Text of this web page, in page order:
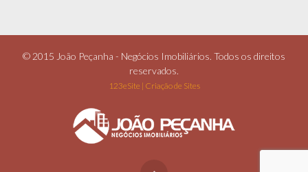
© 2015 João Peçanha - Negócios Imobiliários. Todos os direitos
reservados.
123eSite | Criação de Sites